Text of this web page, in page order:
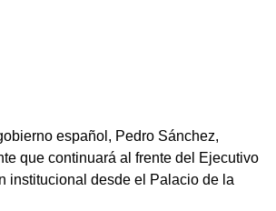
español, Pedro Sánchez,
que continuará al frente del Ejecutivo
institucional desde el Palacio de la